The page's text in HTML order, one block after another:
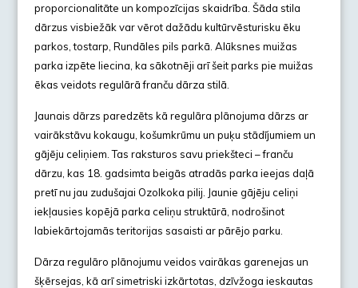
proporcionalitāte un kompozīcijas skaidrība. Šāda stila
dārzus visbiežāk var vērot dažādu kultūrvēsturisku ēku
parkos, tostarp, Rundāles pils parkā. Alūksnes muižas
parka izpēte liecina, ka sākotnēji arī šeit parks pie muižas
ēkas veidots regulārā franču dārza stilā.
Jaunais dārzs paredzēts kā regulāra plānojuma dārzs ar
vairākstāvu kokaugu, košumkrūmu un puķu stādījumiem un
gājēju celiņiem. Tas raksturos savu priekšteci – franču
dārzu, kas 18. gadsimta beigās atradās parka ieejas daļā
pretī nu jau zudušajai Ozolkoka pilij. Jaunie gājēju celiņi
iekļausies kopējā parka celiņu struktūrā, nodrošinot
labiekārtojamās teritorijas sasaisti ar pārējo parku.
Dārza regulāro plānojumu veidos vairākas garenejas un
šķērsejas, kā arī simetriski izkārtotas, dzīvžoga ieskautas